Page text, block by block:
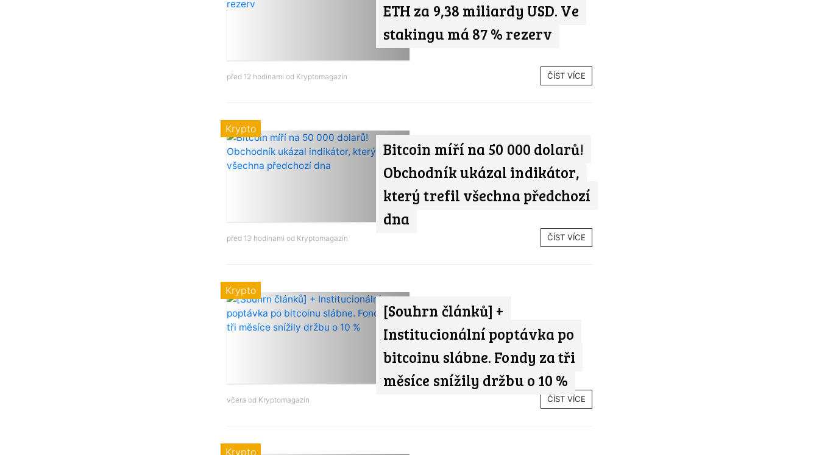
ETH za 9,38 miliardy USD. Ve
stakingu má 87 % rezerv
před 12 hodinami od Kryptomagazín ČÍST VÍCE
Bitcoin míří na 50 000 dolarů!
Obchodník ukázal indikátor,
který trefil všechna předchozí
dna
Krypto
před 13 hodinami od Kryptomagazín ČÍST VÍCE
[Souhrn článků] +
Institucionální poptávka po
bitcoinu slábne. Fondy za tři
měsíce snížily držbu o 10 %
Krypto
včera od Kryptomagazín ČÍST VÍCE
Krypto